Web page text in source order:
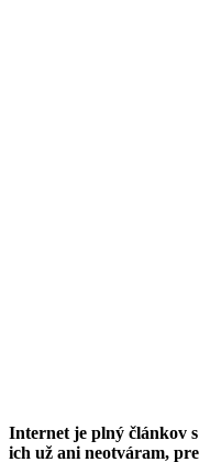
Internet je plný článkov
ich už ani neotváram,